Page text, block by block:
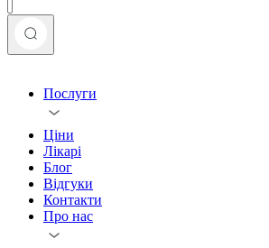
Послуги
Ціни
Лікарі
Блог
Відгуки
Контакти
Про нас